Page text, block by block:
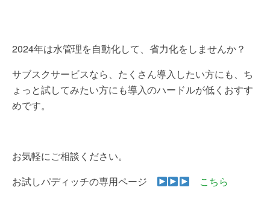
2024年は水管理を自動化して、省力化をしませんか？
サブスクサービスなら、たくさん導入したい方にも、ち
ょっと試してみたい方にも導入のハードルが低くおすす
めです。
お気軽にご相談ください。
お試しパディッチの専用ページ
こちら